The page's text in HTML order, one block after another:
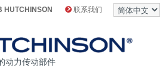
HUTCHINSON 联系我们
动力传动部件